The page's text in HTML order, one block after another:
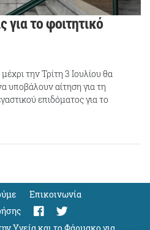
για το φοιτητικό
την Τρίτη 3 Ιουλίου θα
υποβάλουν αίτηση για τη
επιδόματος για το
Eπικοινωνία